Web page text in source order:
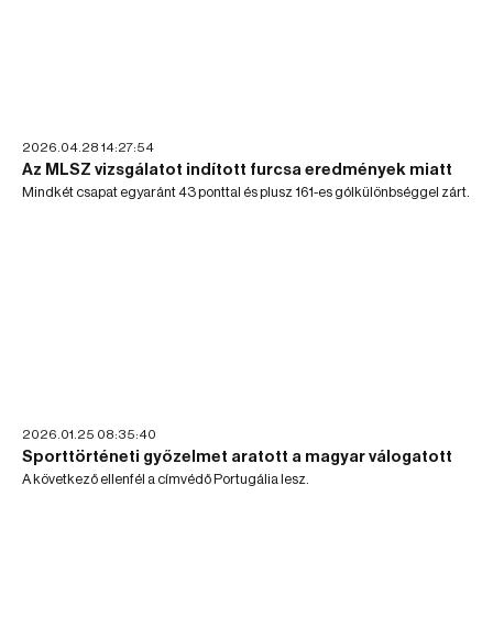
2026.04.28 14:27:54
Az MLSZ vizsgálatot indított furcsa eredmények miatt
Mindkét csapat egyaránt 43 ponttal és plusz 161-es gólkülönbséggel zárt.
2026.01.25 08:35:40
Sporttörténeti győzelmet aratott a magyar válogatott
A következő ellenfél a címvédő Portugália lesz.